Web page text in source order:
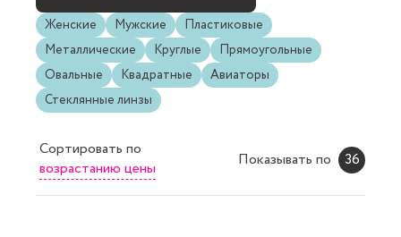
Женские Мужские
Пластиковые
Металлические
Круглые
Прямоугольные
Овальные
Квадратные
Авиаторы
Стеклянные линзы
Сортировать по
возрастанию цены
Показывать по 36